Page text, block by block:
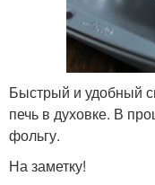
Быстрый и удобный
печь в духовке. В
фольгу.
На заметку!